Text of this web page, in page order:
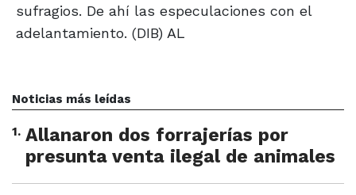
sufragios. De ahí las especulaciones con el
adelantamiento. (DIB) AL
Noticias más leídas
1. Allanaron dos forrajerías por
presunta venta ilegal de animales